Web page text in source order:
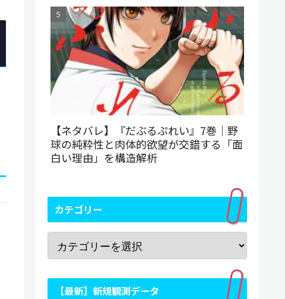
【ネタバレ】『だぶるぷれい』7巻｜野
球の純粋性と肉体的欲望が交錯する「面
白い理由」を構造解析
カテゴリー
【最新】新規観測データ